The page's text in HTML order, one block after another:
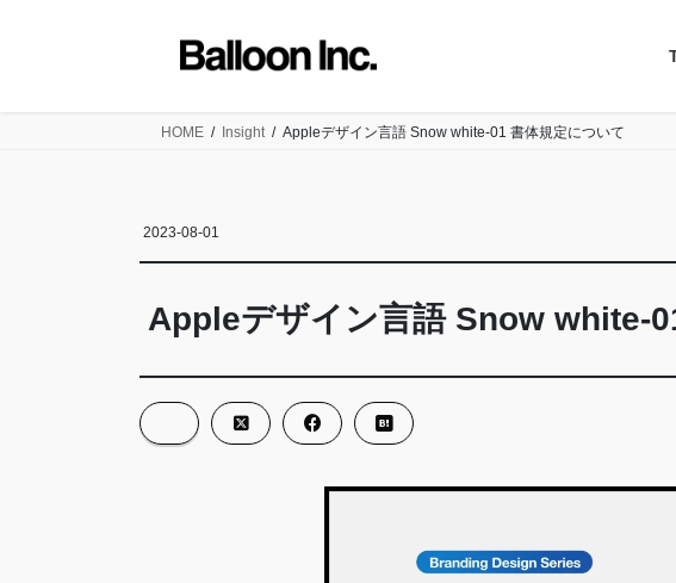
HOME Insight Appleデザイン言語 Snow white-01 書体規定について
2023-08-01
Appleデザイン言語 Snow white-